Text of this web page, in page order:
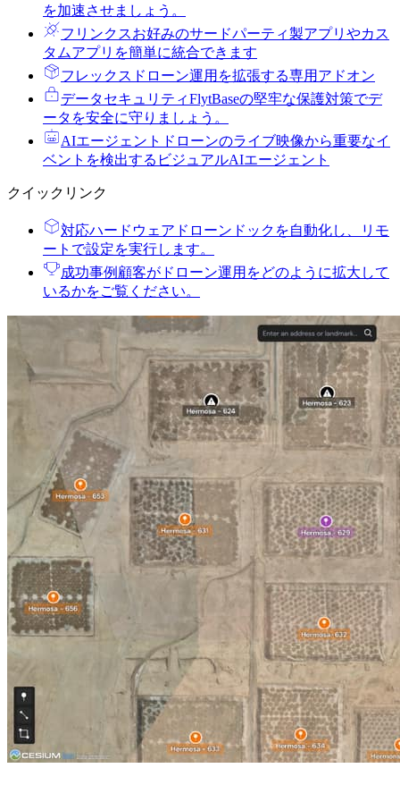
を加速させましょう。
フリンクスお好みのサードパーティ製アプリやカス
タムアプリを簡単に統合できます
フレックス ドローン運用を拡張する専用アドオン
データセキュリティFlytBaseの堅牢な保護対策でデ
ータを安全に守りましょう。
AIエージェント ドローンのライブ映像から重要なイ
ベントを検出するビジュアルAIエージェント
クイックリンク
対応ハードウェア ドローンドックを自動化し、リモ
ートで設定を実行します。
成功事例 顧客がドローン運用をどのように拡大して
いるかをご覧ください。